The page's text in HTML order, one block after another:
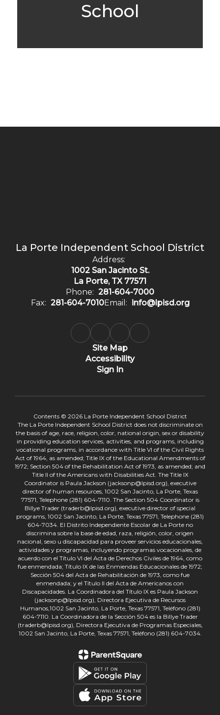
School
La Porte Independent School District
Address:
1002 San Jacinto St.
La Porte, TX 77571
Phone: 281-604-7000
Fax: 281-604-7010Email: info@lpisd.org
Site Map
Accessibility
Sign In
Contents © 2026 La Porte Independent School District
The La Porte Independent School District does not discriminate on
the basis of age, race, religion, color, national origin, sex or disability
in providing education services, activities, and programs, including
vocational programs, in accordance with Title VI of the Civil Rights
Act of 1964, as amended; Title IX of the Educational Amendments of
1972; Section 504 of the Rehabilitation Act of 1973, as amended; and
Title II of the Americans with Disabilities Act. The Title IX
Coordinator is Paula Jackson (jacksonp@lpisd.org), executive
director of human resources, 1002 San Jacinto, La Porte, Texas
77571, Telephone (281) 604-7110. The Section 504 Coordinator is
Billye Trader (traderb@lpisd.org), executive director of special
programs, 1002 San Jacinto, La Porte, Texas 77571, Telephone (281)
604-7034. El Distrito Independiente Escolar de La Porte no
discrimina sobre la base de edad, raza, religión, color, origen
nacional, sexo u discapacidad para proveer servicios educacionales,
actividades y programas, incluyendo programas vocacionales, de
acuerdo con el Título VI del Acta de Derechos Civiles de 1964, como
fue enmendada; Título IX de las Enmiendas Educacionales de 1972;
Sección 504 del Acta de Rehabilitación de 1973, como fue
enmendada; y el Título II del Acta de Americanos con
Discapacidades. La Coordinadora del Título IX es Paula Jackson
(jacksonp@lpisd.org), Directora Ejecutiva de Recursos
Humanos,1002 San Jacinto, La Porte, Texas 77571, Teléfono (281)
604-7110. La Coordinadora de la Sección 504 es la Billye Trader
(traderb@lpisd.org), Directora Ejecutiva de Programas Especiales,
1002 San Jacinto, La Porte, Texas 77571, Teléfono (281) 604-7034.